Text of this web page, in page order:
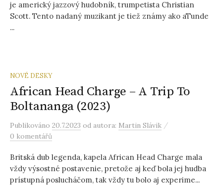
je americký jazzový hudobník, trumpetista Christian
Scott. Tento nadaný muzikant je tiež známy ako aTunde
...
NOVÉ DESKY
African Head Charge – A Trip To
Boltananga (2023)
Publikováno 20.7.2023 od autora: Martin Slávik /
0 komentářů
Britská dub legenda, kapela African Head Charge mala
vždy výsostné postavenie, pretože aj keď bola jej hudba
prístupná poslucháčom, tak vždy tu bolo aj experime...